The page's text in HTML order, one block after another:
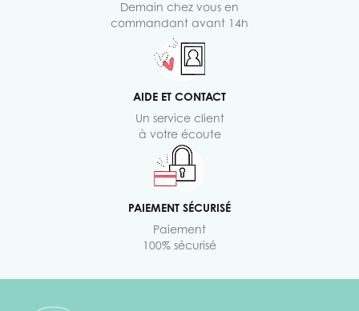
Demain chez vous en
commandant avant 14h
AIDE ET CONTACT
Un service client
à votre écoute
PAIEMENT SÉCURISÉ
Paiement
100% sécurisé